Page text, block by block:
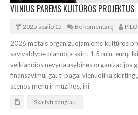
2025 spalio 15 Be komentarų
2026 metais organizuojamiems kultūros
savivaldybė planuoja skirti 1,5 mln. eurų.
veikiančios nevyriausybinės organizacijos
finansavimui gauti pagal vienuolika
scenos menų ir muzikos, iki
Skaityti daugiau